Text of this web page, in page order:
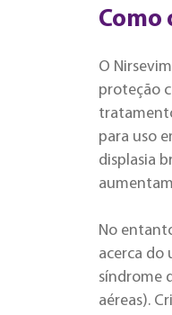
Como
O
proteção
para uso
displasia
No
acerca do
síndrome
aéreas).